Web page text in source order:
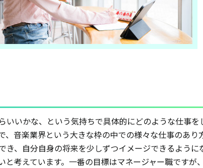
いいかな、という気持ちで具体的にどのような仕事
、音楽業界という大きな枠の中での様々な仕事のあ
、自分自身の将来を少しずつイメージできるよう
考えています。一番の目標はマネージャー職ですが